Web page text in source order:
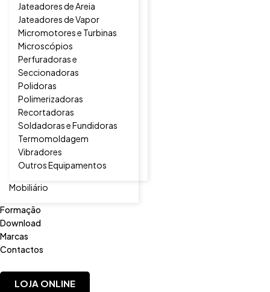
Jateadores de Areia
Jateadores de Vapor
Micromotores e Turbinas
Microscópios
Perfuradoras e
Seccionadoras
Polidoras
Polimerizadoras
Recortadoras
Soldadoras e Fundidoras
Termomoldagem
Vibradores
Outros Equipamentos
Mobiliário
Formação
Download
Marcas
Contactos
LOJA ONLINE